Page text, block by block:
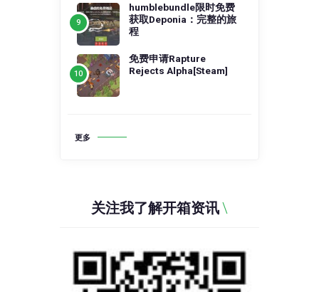
humblebundle限时免费
获取Deponia：完整的旅
程
免费申请Rapture
Rejects Alpha[Steam]
更多
关注我了解开箱资讯